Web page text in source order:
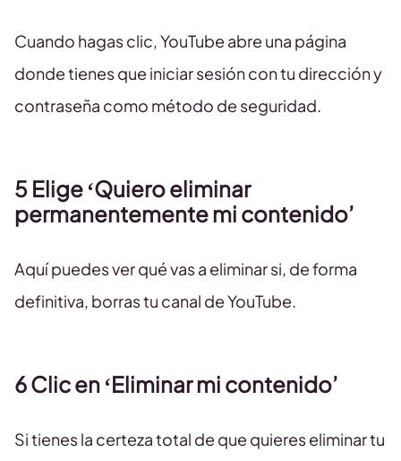
Cuando hagas clic, YouTube abre una página
donde tienes que iniciar sesión con tu dirección y
contraseña como método de seguridad.
5 Elige ‘Quiero eliminar
permanentemente mi contenido’
Aquí puedes ver qué vas a eliminar si, de forma
definitiva, borras tu canal de YouTube.
6 Clic en ‘Eliminar mi contenido’
Si tienes la certeza total de que quieres eliminar tu